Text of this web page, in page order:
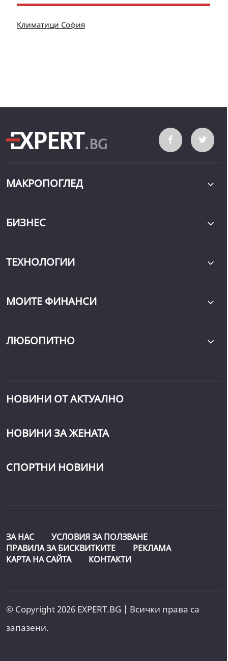
Климатици София
МАКРОПОГЛЕД
БИЗНЕС
ТЕХНОЛОГИИ
МОИТЕ ФИНАНСИ
ЛЮБОПИТНО
НОВИНИ ОТ АКТУАЛНО
НОВИНИ ЗА ЖЕНАТА
СПОРТНИ НОВИНИ
ЗА НАС
УСЛОВИЯ ЗА ПОЛЗВАНЕ
ПРАВИЛА ЗА БИСКВИТКИТЕ
РЕКЛАМА
КАРТА НА САЙТА
КОНТАКТИ
© Copyright 2026 EXPERT.BG | Всички права са
запазени.